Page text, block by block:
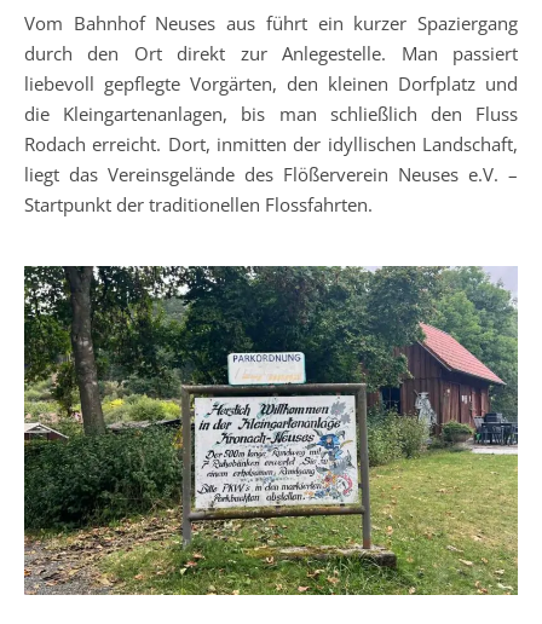
Vom Bahnhof Neuses aus führt ein kurzer Spaziergang
durch den Ort direkt zur Anlegestelle. Man passiert
liebevoll gepflegte Vorgärten, den kleinen Dorfplatz und
die Kleingartenanlagen, bis man schließlich den Fluss
Rodach erreicht. Dort, inmitten der idyllischen Landschaft,
liegt das Vereinsgelände des Flößerverein Neuses e.V. –
Startpunkt der traditionellen Flossfahrten.